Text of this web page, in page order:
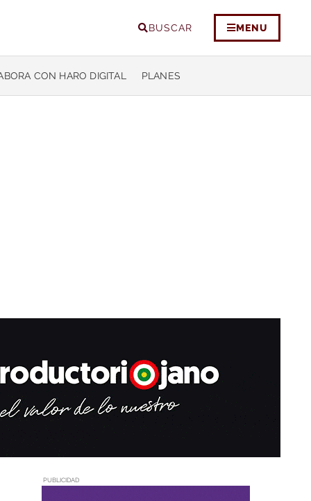
BUSCAR MENU
CON HARO DIGITAL PLANES
PUBLICIDAD